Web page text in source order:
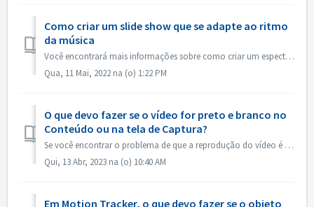
Como criar um slide show que se adapte ao ritmo
da música
Você encontrará mais informações sobre como criar um espectáculo de maré de acordo com o ritmo da música no link a seguir: Como criar um show de slides de a...
Qua, 11 Mai, 2022 na (o) 1:22 PM
O que devo fazer se o vídeo for preto e branco no
Conteúdo ou na tela de Captura?
Se você encontrar o problema de que a reprodução do vídeo é em preto e branco, mas a exportação/queimadura está no sistema de janelas de atualização color，p...
Qui, 13 Abr, 2023 na (o) 10:40 AM
Em Motion Tracker, o que devo fazer se o objeto